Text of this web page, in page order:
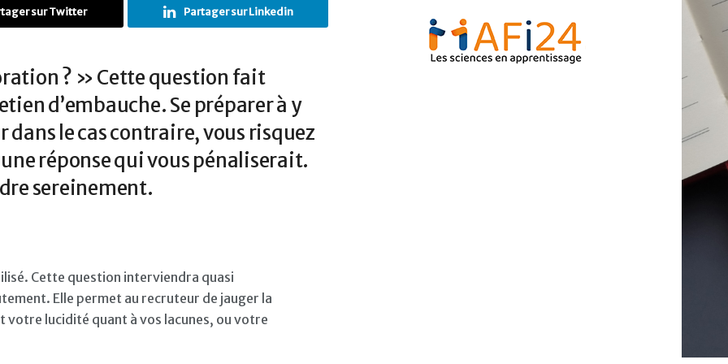
sur Twitter Partager sur Linkedin
? » Cette question fait
d’embauche. Se préparer à y
le cas contraire, vous risquez
réponse qui vous pénaliserait.
sereinement.
Cette question interviendra quasi
Elle permet au recruteur de jauger la
votre lucidité quant à vos lacunes, ou votre